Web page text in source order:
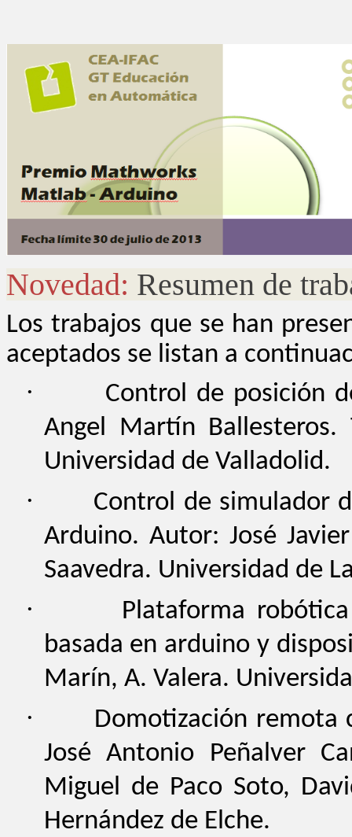
Novedad: Resumen de
Los trabajos que se han
aceptados se listan a
·
Control de posición
Angel Martín Ballesteros.
Universidad de Valladolid.
·
Control de simulador
Arduino. Autor: José
Saavedra. Universidad de
·
Plataforma
basada en arduino y
Marín, A. Valera.
·
Domotización remota
José Antonio Peñalver
Miguel de Paco Soto,
Hernández de Elche.